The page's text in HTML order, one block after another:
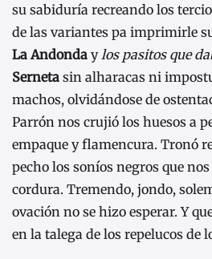
su sabiduría recreando los
de las variantes pa imprimirle
La Andonda y los pasitos que
Serneta sin alharacas ni
machos, olvidándose de
Parrón nos crujió los huesos a
empaque y flamencura. Tronó
pecho los soníos negros que
cordura. Tremendo, jondo,
ovación no se hizo esperar. Y
en la talega de los repelucos de